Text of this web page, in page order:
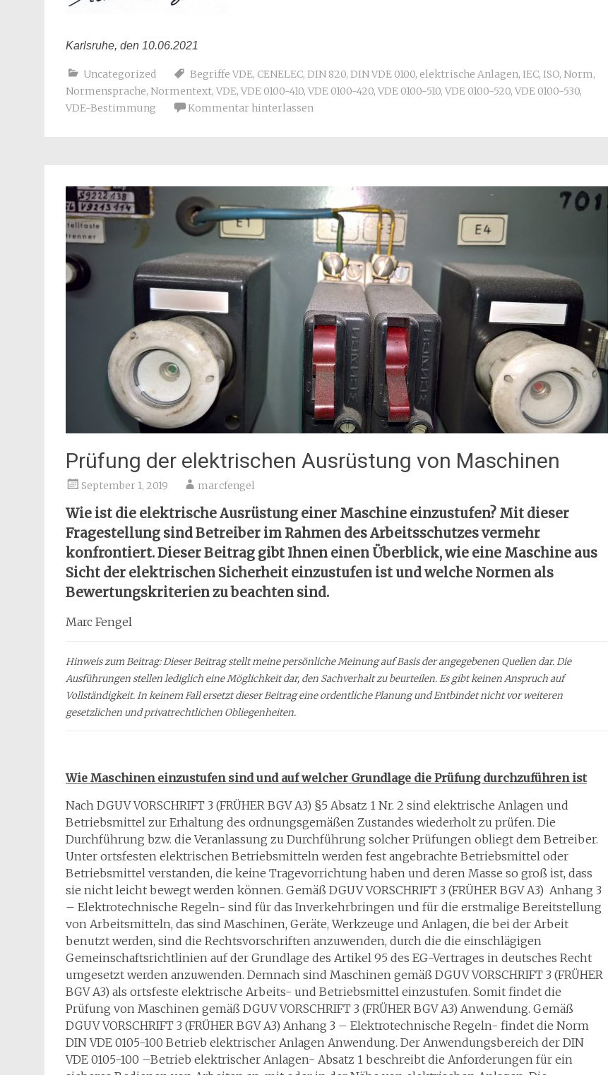
Karlsruhe, den 10.06.2021
Uncategorized Begriffe VDE, CENELEC, DIN 820, DIN VDE 0100, elektrische Anlagen, IEC, ISO, Norm,
Normensprache, Normentext, VDE, VDE 0100-410, VDE 0100-420, VDE 0100-510, VDE 0100-520, VDE 0100-530,
VDE-Bestimmung
Kommentar hinterlassen
Prüfung der elektrischen Ausrüstung von Maschinen
September 1, 2019 marcfengel
Wie ist die elektrische Ausrüstung einer Maschine einzustufen? Mit dieser
Fragestellung sind Betreiber im Rahmen des Arbeitsschutzes vermehr
konfrontiert. Dieser Beitrag gibt Ihnen einen Überblick, wie eine Maschine aus
Sicht der elektrischen Sicherheit einzustufen ist und welche Normen als
Bewertungskriterien zu beachten sind.
Marc Fengel
Hinweis zum Beitrag:Dieser Beitrag stellt meine persönliche Meinung auf Basis der angegebenen Quellen dar. Die
Ausführungen stellen lediglich eine Möglichkeit dar, den Sachverhalt zu beurteilen. Es gibt keinen Anspruch auf
Vollständigkeit. In keinem Fall ersetzt dieser Beitrag eine ordentliche Planung und Entbindet nicht vor weiteren
gesetzlichen und privatrechtlichen Obliegenheiten.
Wie Maschinen einzustufen sind und auf welcher Grundlage die Prüfung durchzuführen ist
Nach DGUV VORSCHRIFT 3 (FRÜHER BGV A3) §5 Absatz 1 Nr. 2 sind elektrische Anlagen und
Betriebsmittel zur Erhaltung des ordnungsgemäßen Zustandes wiederholt zu prüfen. Die
Durchführung bzw. die Veranlassung zu Durchführung solcher Prüfungen obliegt dem Betreiber.
Unter ortsfesten elektrischen Betriebsmitteln werden fest angebrachte Betriebsmittel oder
Betriebsmittel verstanden, die keine Tragevorrichtung haben und deren Masse so groß ist, dass
sie nicht leicht bewegt werden können. Gemäß DGUV VORSCHRIFT 3 (FRÜHER BGV A3) Anhang 3
– Elektrotechnische Regeln- sind für das Inverkehrbringen und für die erstmalige Bereitstellung
von Arbeitsmitteln, das sind Maschinen, Geräte, Werkzeuge und Anlagen, die bei der Arbeit
benutzt werden, sind die Rechtsvorschriften anzuwenden, durch die die einschlägigen
Gemeinschaftsrichtlinien auf der Grundlage des Artikel 95 des EG-Vertrages in deutsches Recht
umgesetzt werden anzuwenden. Demnach sind Maschinen gemäß DGUV VORSCHRIFT 3 (FRÜHER
BGV A3) als ortsfeste elektrische Arbeits- und Betriebsmittel einzustufen. Somit findet die
Prüfung von Maschinen gemäß DGUV VORSCHRIFT 3 (FRÜHER BGV A3) Anwendung. Gemäß
DGUV VORSCHRIFT 3 (FRÜHER BGV A3) Anhang 3 – Elektrotechnische Regeln- findet die Norm
DIN VDE 0105-100 Betrieb elektrischer Anlagen Anwendung. Der Anwendungsbereich der DIN
VDE 0105-100 –Betrieb elektrischer Anlagen- Absatz 1 beschreibt die Anforderungen für ein